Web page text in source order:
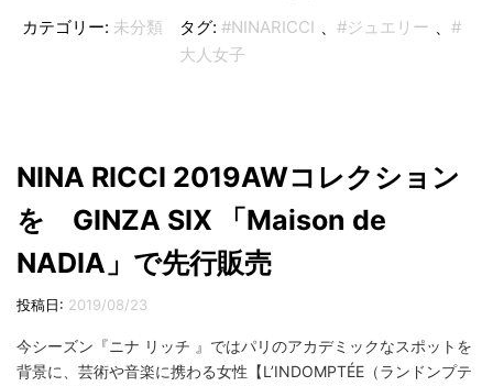
カテゴリー: 未分類 タグ: #NINARICCI 、 #ジュエリー 、 #
大人女子
NINA RICCI 2019AWコレクション
を GINZA SIX 「Maison de
NADIA」で先行販売
投稿日: 2019/08/23
今シーズン『ニナ リッチ 』ではパリのアカデミックなスポットを
背景に、芸術や音楽に携わる女性【L’INDOMPTÉE（ランドンプテ